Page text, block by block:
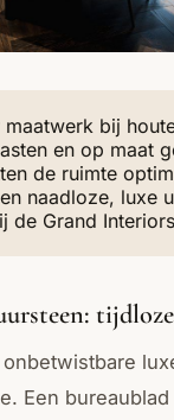
bij
en op maat
de ruimte
naadloze, luxe
de Grand
Een bureaublad